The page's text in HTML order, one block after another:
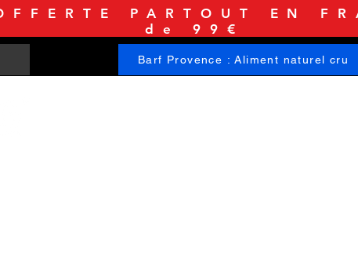
PARTOUT EN
de 99€
Barf Provence : Aliment naturel cru